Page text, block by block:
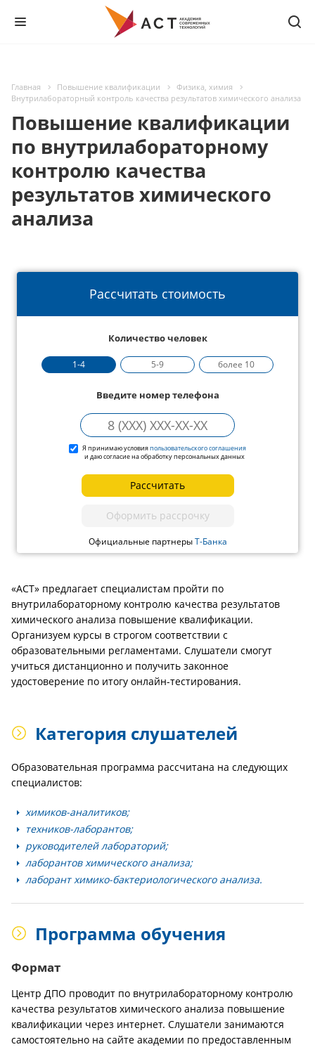
Главная Повышение квалификации
Физика, химия
Внутрилабораторный контроль качества результатов химического анализа
Повышение квалификации
по внутрилабораторному
контролю качества
результатов химического
анализа
Рассчитать стоимость
Количество человек
1-4 5-9 более 10
Введите номер телефона
Я принимаю условияпользовательского соглашения
и даю согласие на обработку персональных данных
Рассчитать
Оформить рассрочку
Официальные партнерыТ-Банка
«АСТ» предлагает специалистам пройти по
внутрилабораторному контролю качества результатов
химического анализа повышение квалификации.
Организуем курсы в строгом соответствии с
образовательными регламентами. Слушатели смогут
учиться дистанционно и получить законное
удостоверение по итогу онлайн-тестирования.
Категория слушателей
Образовательная программа рассчитана на следующих
специалистов:
химиков-аналитиков;
техников-лаборантов;
руководителей лабораторий;
лаборантов химического анализа;
лаборант химико-бактериологического анализа.
Программа обучения
Формат
Центр ДПО проводит по внутрилабораторному контролю
качества результатов химического анализа повышение
квалификации через интернет. Слушатели занимаются
самостоятельно на сайте академии по предоставленным